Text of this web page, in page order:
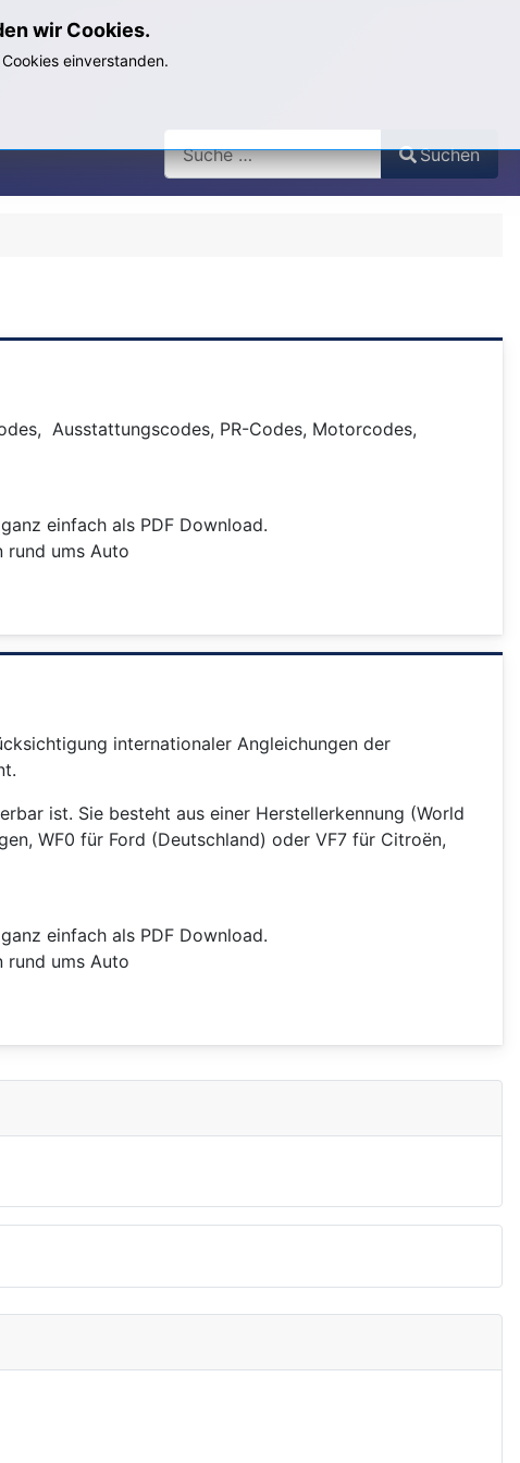
Type 2 or more characters for results.
Suchen
Ausstattungscodes, PR-Codes, Motorcodes,
einfach als PDF Download.
rund ums Auto
internationaler Angleichungen der
ist. Sie besteht aus einer Herstellerkennung (World
WF0 für Ford (Deutschland) oder VF7 für Citroën,
einfach als PDF Download.
rund ums Auto
wir Cookies.
einverstanden.